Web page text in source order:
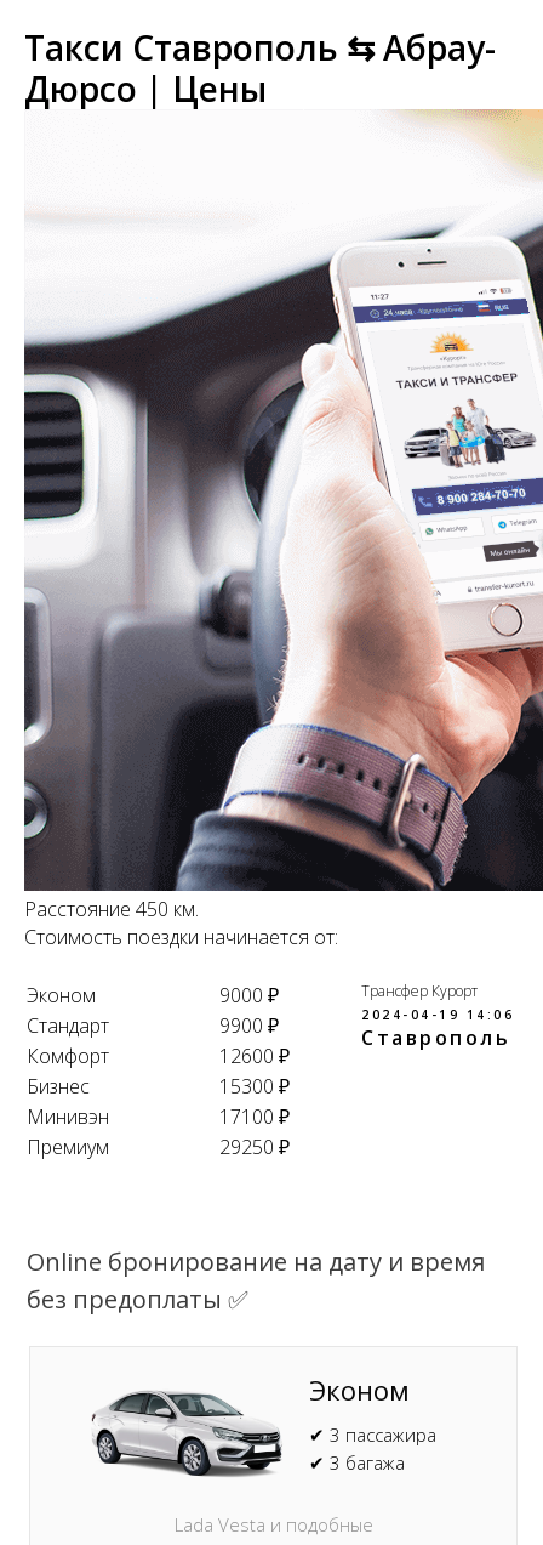
Такси Ставрополь ⇆ Абрау-
Дюрсо | Цены
Расстояние 450 км.
Стоимость поездки начинается от:
Эконом
9000 ₽
Стандарт
9900 ₽
Комфорт
12600 ₽
Бизнес
15300 ₽
Минивэн
17100 ₽
Премиум
29250 ₽
Трансфер Курорт
2024-04-19 14:06
Ставрополь
Online бронирование на дату и время
без предоплаты ✅
Эконом
Lada Vesta и подобные
✔ 3 пассажира
✔ 3 багажа